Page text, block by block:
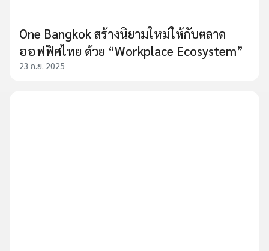
One Bangkok สร้างนิยามใหม่ให้กับตลาด
ออฟฟิศไทย ด้วย “Workplace Ecosystem”
23 ก.ย. 2025